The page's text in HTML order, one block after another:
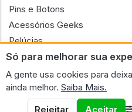
Só para melhorar sua
A gente usa cookies para
ainda melhor. Saiba Mais.
Rejeitar
Aceitar
Pins e Botons
Acessórios Geeks
Pelúcias
Bonecas